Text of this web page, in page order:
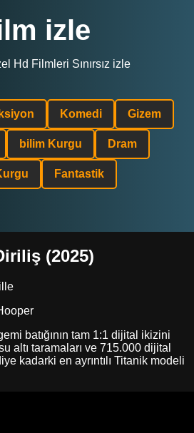
izle
Hd Filmleri Sınırsız izle
Komedi Gizem
bilim Kurgu Dram
Fantastik
(2025)
batığının tam 1:1 dijital ikizini
altı taramaları ve 715.000 dijital
kadarki en ayrıntılı Titanik modeli